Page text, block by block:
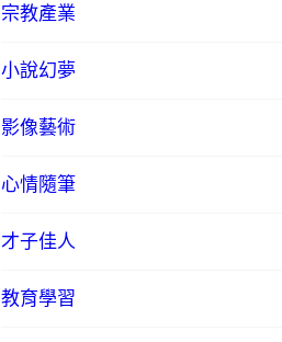
宗教產業
小說幻夢
影像藝術
心情隨筆
才子佳人
教育學習